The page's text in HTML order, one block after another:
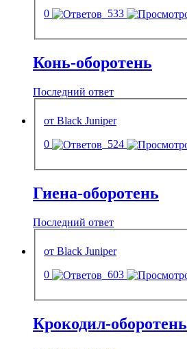
0
533
Конь-оборотень
Последний ответ
от Black Juniper
0
524
Гиена-оборотень
Последний ответ
от Black Juniper
0
603
Крокодил-оборотень